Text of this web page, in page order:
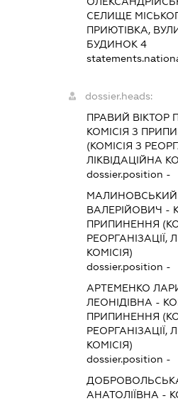
СЕЛИЩЕ
ПРИЮТІВКА,
БУДИНОК 4
dossier.heads:
ПРАВИЙ ВІКТОР
КОМІСІЯ З
(КОМІСІЯ З
ЛІКВІДАЦІЙНА
dossier.position -
ВАЛЕРІЙОВИЧ -
ПРИПИНЕННЯ
РЕОРГАНІЗАЦІЇ,
КОМІСІЯ)
dossier.position -
АРТЕМЕНКО
ЛЕОНІДІВНА -
ПРИПИНЕННЯ
РЕОРГАНІЗАЦІЇ,
КОМІСІЯ)
dossier.position -
АНАТОЛІЇВНА -